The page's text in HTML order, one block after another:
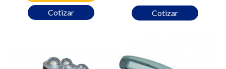
Cotizar Cotizar